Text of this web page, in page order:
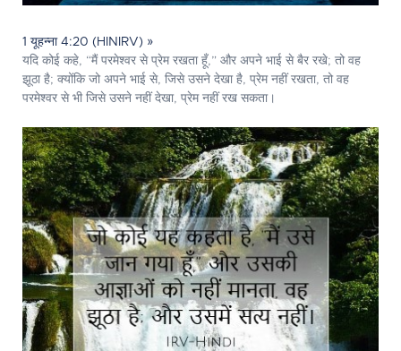
1 यूहन्ना 4:20 (HINIRV) »
यदि कोई कहे, “मैं परमेश्‍वर से प्रेम रखता हूँ,” और अपने भाई से बैर रखे; तो वह
झूठा है; क्योंकि जो अपने भाई से, जिसे उसने देखा है, प्रेम नहीं रखता, तो वह
परमेश्‍वर से भी जिसे उसने नहीं देखा, प्रेम नहीं रख सकता।